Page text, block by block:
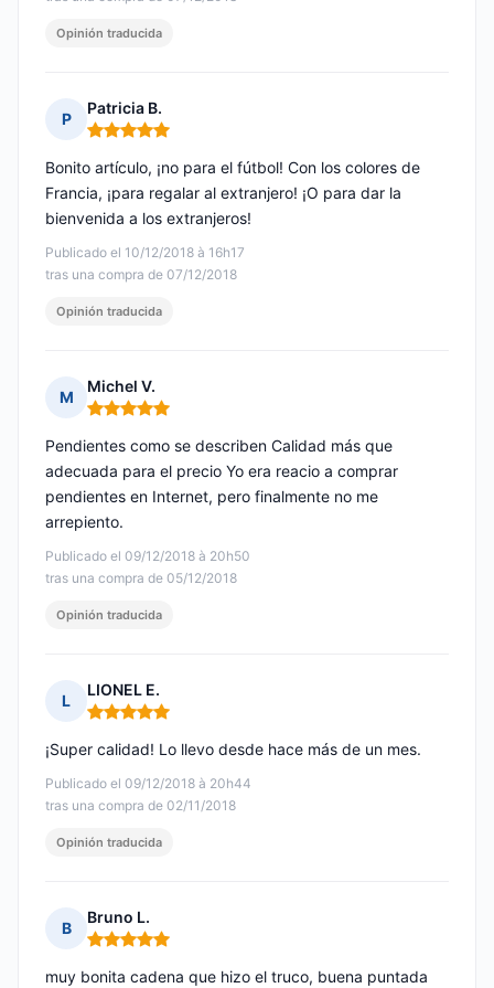
Opinión traducida
P
Patricia B.
Nota: 5 de 5
Publicado el 10/12/2018 à 16h17
tras una compra de 07/12/2018
Bonito artículo, ¡no para el fútbol! Con los colores de
Francia, ¡para regalar al extranjero! ¡O para dar la
bienvenida a los extranjeros!
Opinión traducida
M
Michel V.
Nota: 5 de 5
Publicado el 09/12/2018 à 20h50
tras una compra de 05/12/2018
Pendientes como se describen Calidad más que
adecuada para el precio Yo era reacio a comprar
pendientes en Internet, pero finalmente no me
arrepiento.
Opinión traducida
L
LIONEL E.
Nota: 5 de 5
Publicado el 09/12/2018 à 20h44
tras una compra de 02/11/2018
¡Super calidad! Lo llevo desde hace más de un mes.
Opinión traducida
B
Bruno L.
Nota: 5 de 5
muy bonita cadena que hizo el truco, buena puntada